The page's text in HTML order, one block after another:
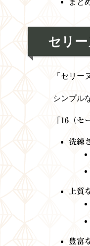
セリ
「セリ
シンプル
「16（セ
洗練
上質
豊富